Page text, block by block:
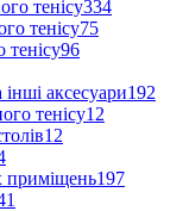
тенісу334
тенісу75
тенісу96
аксесуари192
тенісу12
12
приміщень197